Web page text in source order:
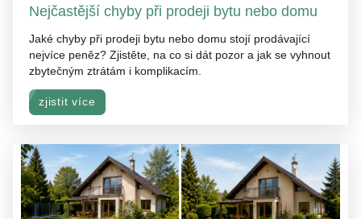
Nejčastější chyby při prodeji bytu nebo domu
Jaké chyby při prodeji bytu nebo domu stojí prodávající
nejvíce peněz? Zjistěte, na co si dát pozor a jak se vyhnout
zbytečným ztrátám i komplikacím.
zjistit více